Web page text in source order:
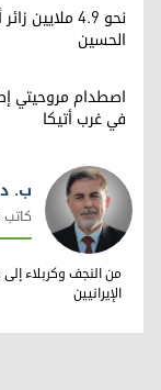
نحو 4.9
الحسين
اصطدام مروحيتي
في غرب أتيكا
ب. د. فرست مرعي
ب.
من النجف وكربلاء
الإيرانيين